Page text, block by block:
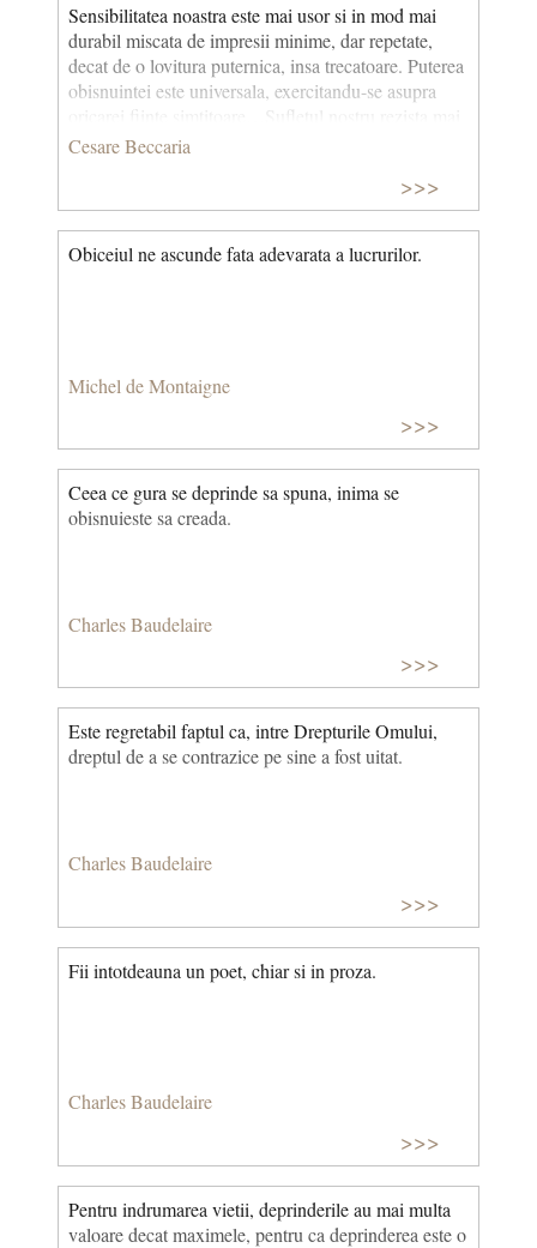
Sensibilitatea noastra este mai usor si in mod mai
durabil miscata de impresii minime, dar repetate,
decat de o lovitura puternica, insa trecatoare. Puterea
obisnuintei este universala, exercitandu-se asupra
oricarei fiinte simtitoare…Sufletul nostru rezista mai
degraba la violentele si la durerile cele mai mari, dar
Cesare Beccaria
>>>
Obiceiul ne ascunde fata adevarata a lucrurilor.
Michel de Montaigne
>>>
Ceea ce gura se deprinde sa spuna, inima se
obisnuieste sa creada.
Charles Baudelaire
>>>
Este regretabil faptul ca, intre Drepturile Omului,
dreptul de a se contrazice pe sine a fost uitat.
Charles Baudelaire
>>>
Fii intotdeauna un poet, chiar si in proza.
Charles Baudelaire
>>>
Pentru indrumarea vietii, deprinderile au mai multa
valoare decat maximele, pentru ca deprinderea este o